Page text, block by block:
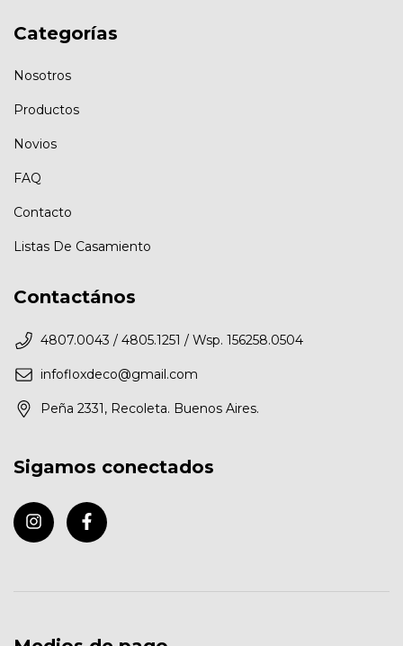
Categorías
Nosotros
Productos
Novios
FAQ
Contacto
Listas De Casamiento
Contactános
4807.0043 / 4805.1251 / Wsp. 156258.0504
infofloxdeco@gmail.com
Peña 2331, Recoleta. Buenos Aires.
Sigamos conectados